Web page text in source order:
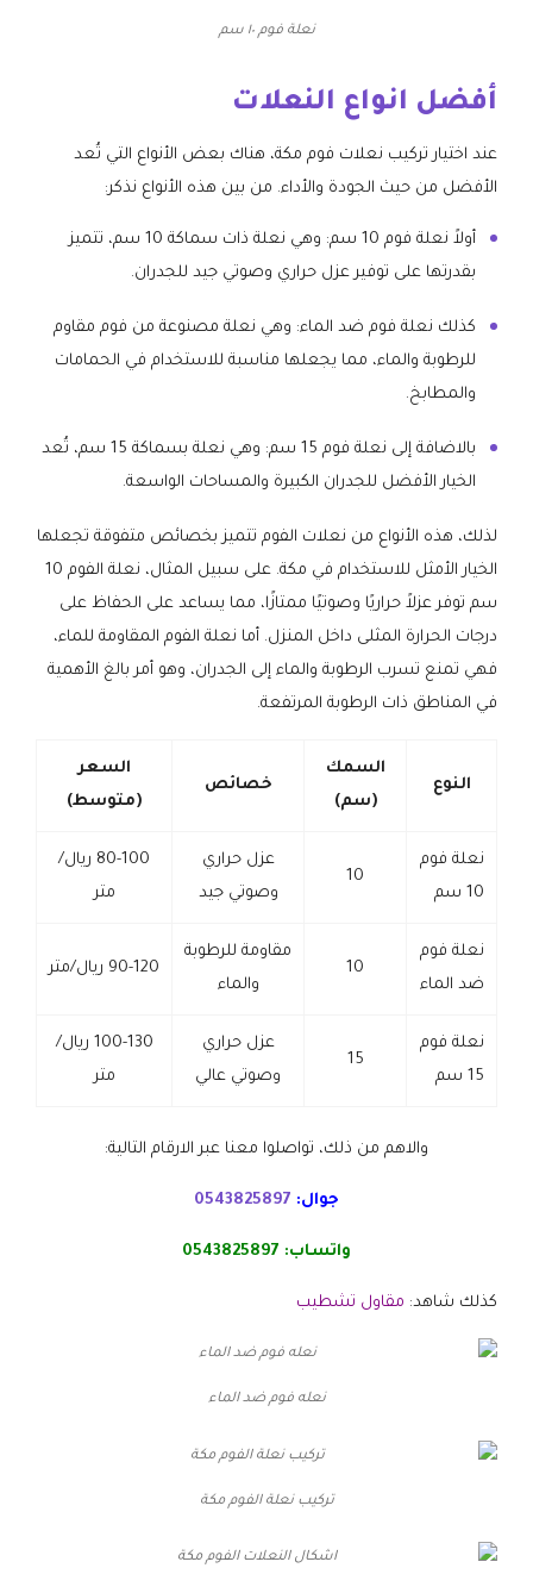
نعلة فوم ١٠ سم
أفضل انواع النعلات
عند اختيار تركيب نعلات فوم مكة، هناك بعض الأنواع التي تُعد
الأفضل من حيث الجودة والأداء. من بين هذه الأنواع نذكر:
أولاً نعلة فوم 10 سم: وهي نعلة ذات سماكة 10 سم، تتميز
بقدرتها على توفير عزل حراري وصوتي جيد للجدران.
كذلك نعلة فوم ضد الماء: وهي نعلة مصنوعة من فوم مقاوم
للرطوبة والماء، مما يجعلها مناسبة للاستخدام في الحمامات
والمطابخ.
بالاضافة إلى نعلة فوم 15 سم: وهي نعلة بسماكة 15 سم، تُعد
الخيار الأفضل للجدران الكبيرة والمساحات الواسعة.
لذلك، هذه الأنواع من نعلات الفوم تتميز بخصائص متفوقة تجعلها
الخيار الأمثل للاستخدام في مكة. على سبيل المثال، نعلة الفوم 10
سم توفر عزلاً حراريًا وصوتيًا ممتازًا، مما يساعد على الحفاظ على
درجات الحرارة المثلى داخل المنزل. أما نعلة الفوم المقاومة للماء،
فهي تمنع تسرب الرطوبة والماء إلى الجدران، وهو أمر بالغ الأهمية
في المناطق ذات الرطوبة المرتفعة.
النوع
السمك
(سم)
خصائص
السعر
(متوسط)
نعلة فوم
10 سم
10
عزل حراري
وصوتي جيد
80-100 ريال/
متر
نعلة فوم
ضد الماء
10
مقاومة للرطوبة
والماء
90-120 ريال/متر
نعلة فوم
15 سم
15
عزل حراري
وصوتي عالي
100-130 ريال/
متر
والاهم من ذلك، تواصلوا معنا عبر الارقام التالية:
جوال: 0543825897
واتساب: 0543825897
كذلك شاهد: مقاول تشطيب
نعله فوم ضد الماء
تركيب نعلة الفوم مكة